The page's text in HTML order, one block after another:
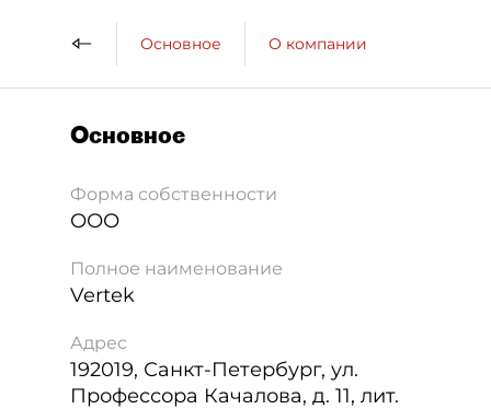
Основное О компании
Основное
Форма собственности
ООО
Полное наименование
Vertek
Адрес
192019, Санкт-Петербург, ул.
Профессора Качалова, д. 11, лит.